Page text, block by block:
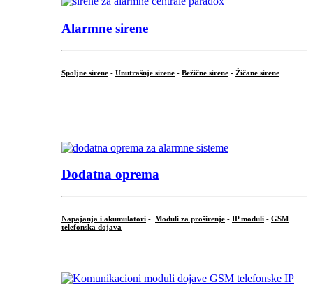
Alarmne sirene
Spoljne sirene - Unutrašnje sirene - Bežične sirene - Žičane sirene
Dodatna oprema
Napajanja i akumulatori - Moduli za proširenje - IP moduli - GSM
telefonska dojava